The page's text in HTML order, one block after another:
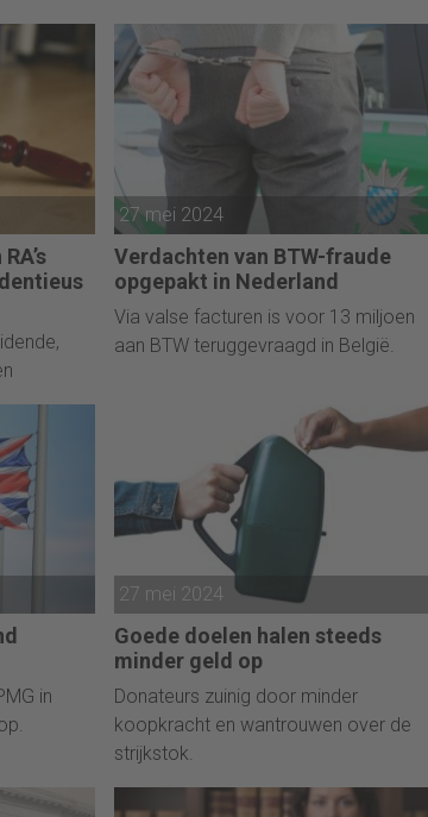
27 mei 2024
Verdachten van BTW-fraude
opgepakt in Nederland
Via valse facturen is voor 13 miljoen
aan BTW teruggevraagd in België.
in
27 mei 2024
Goede doelen halen steeds
minder geld op
Donateurs zuinig door minder
koopkracht en wantrouwen over de
strijkstok.